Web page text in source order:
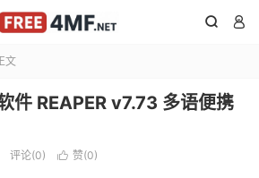
 
文
件 REAPER v7.73 多语便携
评论(0)  赞(0)